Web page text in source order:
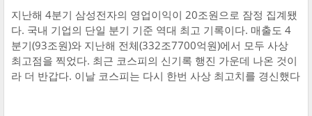
지난해 4분기 삼성전자의 영업이익이 20조원으로 잠정 집계됐
다. 국내 기업의 단일 분기 기준 역대 최고 기록이다. 매출도 4
분기(93조원)와 지난해 전체(332조7700억원)에서 모두 사상
최고점을 찍었다. 최근 코스피의 신기록 행진 가운데 나온 것이
라 더 반갑다. 이날 코스피는 다시 한번 사상 최고치를 경신했다